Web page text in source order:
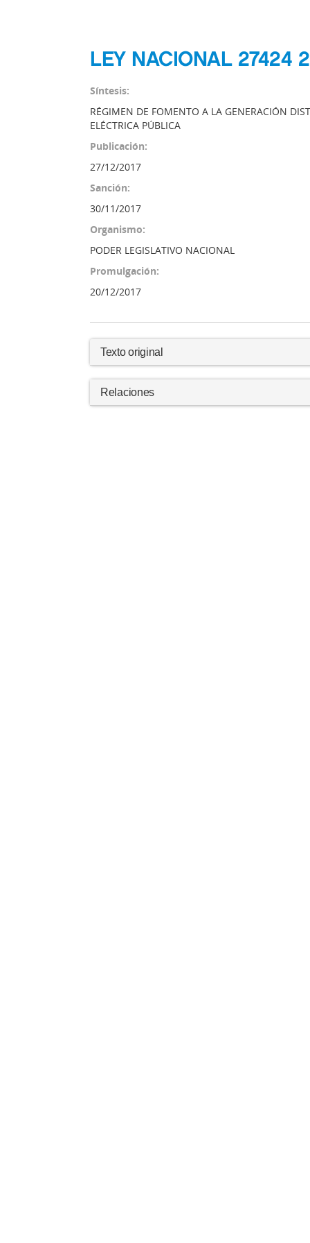
LEY NACIONAL 27424
Síntesis:
RÉGIMEN DE FOMENTO A LA GENERACIÓN
ELÉCTRICA PÚBLICA
Publicación:
27/12/2017
Sanción:
30/11/2017
Organismo:
PODER LEGISLATIVO NACIONAL
Promulgación:
20/12/2017
Texto original
Relaciones